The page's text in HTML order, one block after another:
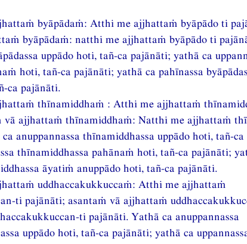
byāpādaṁ: Atthi me ajjhattaṁ byāpādo ti
byāpādaṁ: natthi me ajjhattaṁ byāpādo ti
uppādo hoti, tañ-ca pajānāti; yathā ca
hoti, tañ-ca pajānāti; yathā ca pahīnassa
ca pajānāti.
thīnamiddhaṁ : Atthi me ajjhattaṁ
vā ajjhattaṁ thīnamiddhaṁ: Natthi me ajjhattaṁ
anuppannassa thīnamiddhassa uppādo hoti, tañ-
thīnamiddhassa pahānaṁ hoti, tañ-ca pajānāti;
āyatiṁ anuppādo hoti, tañ-ca pajānāti.
uddhaccakukkuccaṁ: Atthi me ajjhattaṁ
ti pajānāti; asantaṁ vā ajjhattaṁ
ti pajānāti. Yathā ca anuppannassa
uppādo hoti, tañ-ca pajānāti; yathā ca